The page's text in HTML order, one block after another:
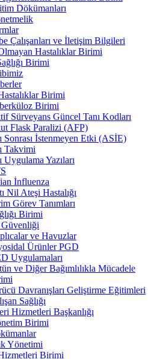
Dökümanları
Çalışanları ve İletişim Bilgileri
Hastalıklar Birimi
Birimi
Birimi
Birimi
Sürveyans Güncel Tanı Kodları
Flask Paralizi (AFP)
Sonrası İstenmeyen Etki (ASİE)
Takvimi
Uygulama Yazıları
İnfluenza
Nil Ateşi Hastalığı
Görev Tanımları
Birimi
Güvenliği
ve Havuzlar
Ürünler PGD
Uygulamaları
ve Diğer Bağımlılıkla Mücadele
Davranışları Geliştirme Eğitimleri
Sağlığı
Hizmetleri Başkanlığı
Birimi
Yönetimi
Birimi